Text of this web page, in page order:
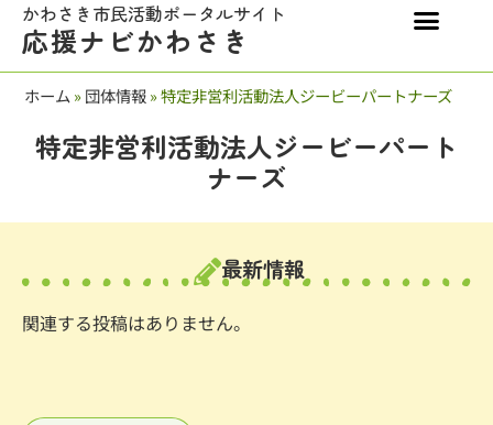
かわさき市民活動ポータルサイト
応援ナビかわさき
ホーム »団体情報»特定非営利活動法人ジービーパートナーズ
特定非営利活動法人ジービーパート
ナーズ
最新情報
関連する投稿はありません。